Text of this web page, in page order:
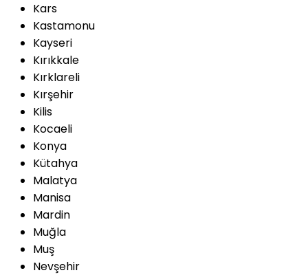
Kars
Kastamonu
Kayseri
Kırıkkale
Kırklareli
Kırşehir
Kilis
Kocaeli
Konya
Kütahya
Malatya
Manisa
Mardin
Muğla
Muş
Nevşehir